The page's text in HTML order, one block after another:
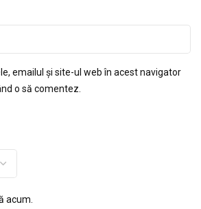
acum.
emailul și site-ul web în acest navigator
o să comentez.